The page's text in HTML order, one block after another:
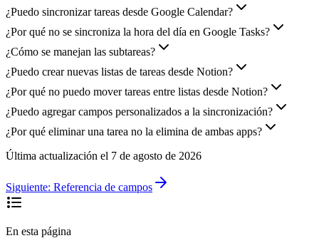
¿Puedo sincronizar tareas desde Google Calendar?
¿Por qué no se sincroniza la hora del día en Google Tasks?
¿Cómo se manejan las subtareas?
¿Puedo crear nuevas listas de tareas desde Notion?
¿Por qué no puedo mover tareas entre listas desde Notion?
¿Puedo agregar campos personalizados a la sincronización?
¿Por qué eliminar una tarea no la elimina de ambas apps?
Última actualización el 7 de agosto de 2026
Siguiente: Referencia de campos
En esta página